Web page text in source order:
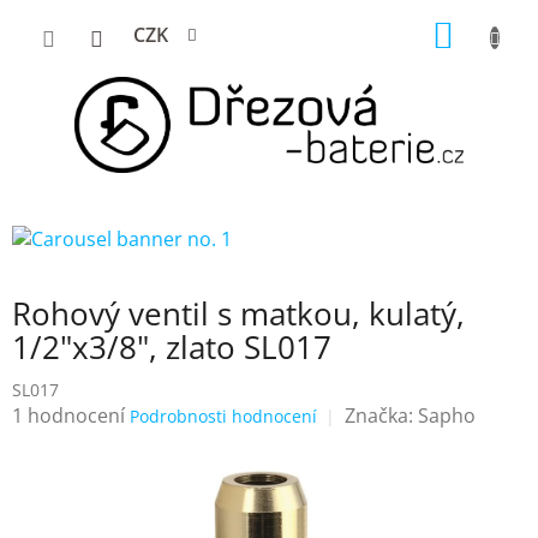
CZK
Rohový ventil s matkou, kulatý,
1/2"x3/8", zlato SL017
SL017
Průměrné
1 hodnocení Podrobnosti hodnocení Značka: Sapho